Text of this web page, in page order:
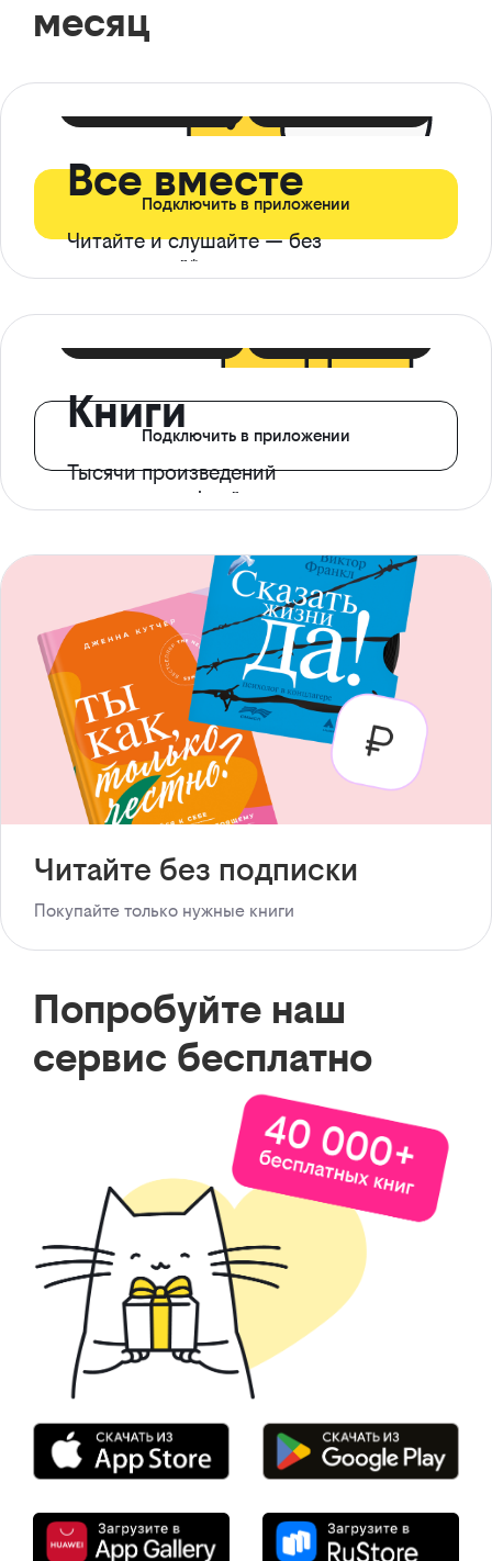
месяц
Все вместе
Читайте и слушайте — без
ограничений*
Подключить в приложении
Книги
Тысячи произведений
с доступом офлайн
Подключить в приложении
Читайте без подписки
Покупайте только нужные книги
Попробуйте наш
сервис бесплатно